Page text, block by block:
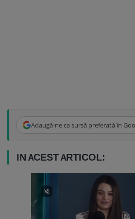
Adaugă-ne ca sursă preferată în
IN ACEST ARTICOL: